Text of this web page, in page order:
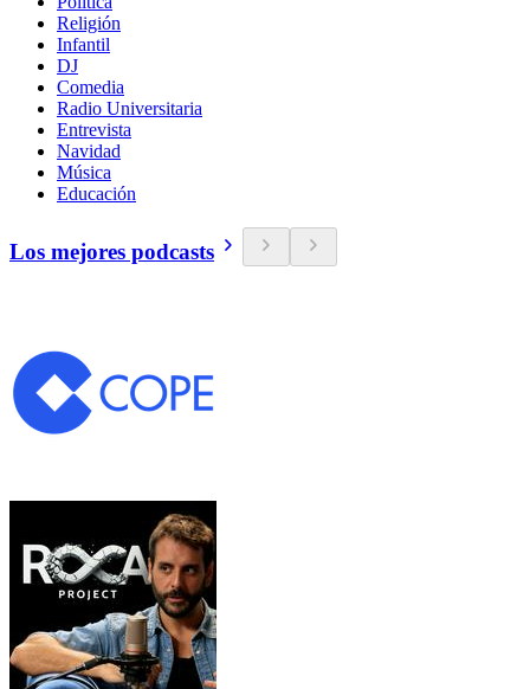
Religión
Infantil
DJ
Comedia
Radio Universitaria
Entrevista
Navidad
Música
Educación
Los mejores podcasts